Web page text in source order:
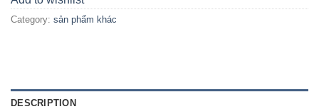
Category: sản phẩm khác
DESCRIPTION